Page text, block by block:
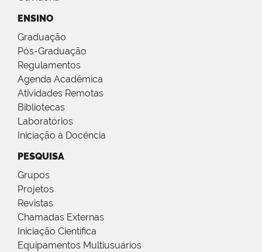
ENSINO
Graduação
Pós-Graduação
Regulamentos
Agenda Acadêmica
Atividades Remotas
Bibliotecas
Laboratórios
Iniciação à Docência
PESQUISA
Grupos
Projetos
Revistas
Chamadas Externas
Iniciação Científica
Equipamentos Multiusuários